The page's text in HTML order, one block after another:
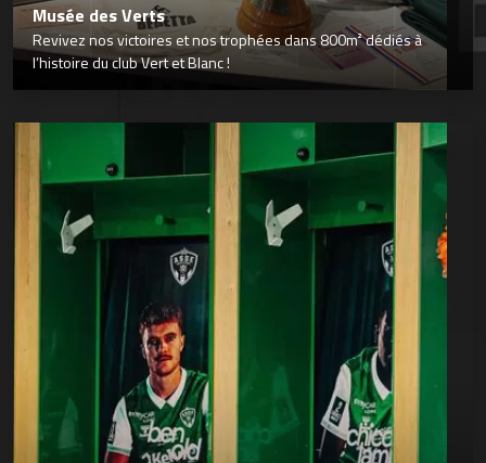
Musée des Verts
Revivez nos victoires et nos trophées dans 800m² dédiés à
l’histoire du club Vert et Blanc !